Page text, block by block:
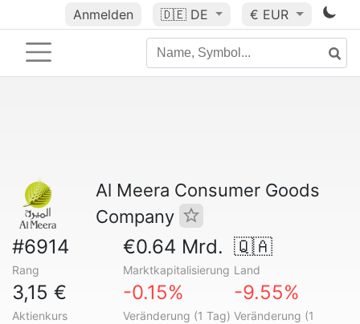
Anmelden 🇩🇪 DE € EUR
Al Meera Consumer Goods
Company
#6914
Rang
€0.64 Mrd.
Marktkapitalisierung
🇶🇦
Land
3,15 €
Aktienkurs
-0.15%
Veränderung (1 Tag)
-9.55%
Veränderung (1